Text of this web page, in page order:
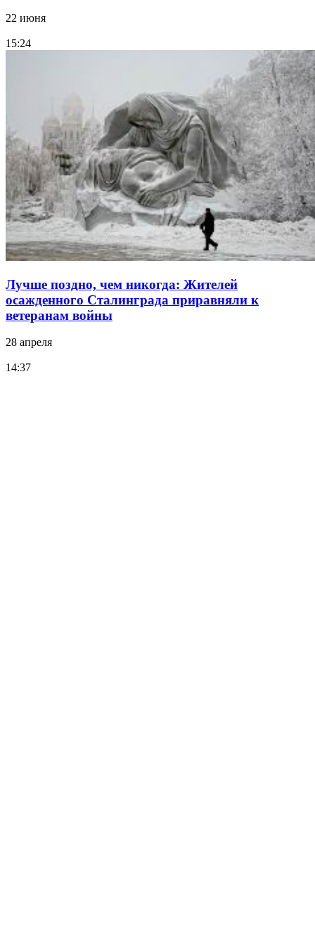
22 июня
15:24
Лучше поздно, чем никогда: Жителей
осажденного Сталинграда приравняли к
ветеранам войны
28 апреля
14:37